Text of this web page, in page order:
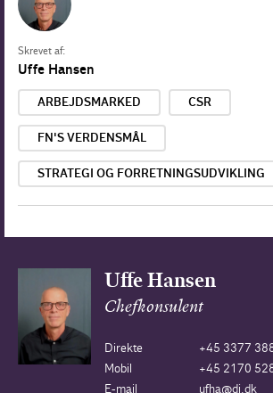
Skrevet af:
Uffe Hansen
ARBEJDSMARKED CSR
FN'S VERDENSMÅL
STRATEGI OG FORRETNINGSUDVIKLING
Uffe Hansen
Chefkonsulent
Direkte
+45 3377
Mobil
+45 2170
E-mail
ufha@di.dk